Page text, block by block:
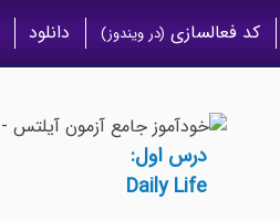
دانلود کد فعالسازی (در ویندوز)
درس اول:
Daily Life